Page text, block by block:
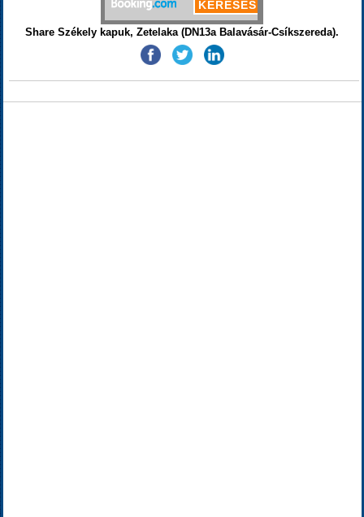
Share Székely kapuk, Zetelaka (DN13a Balavásár-Csíkszereda).